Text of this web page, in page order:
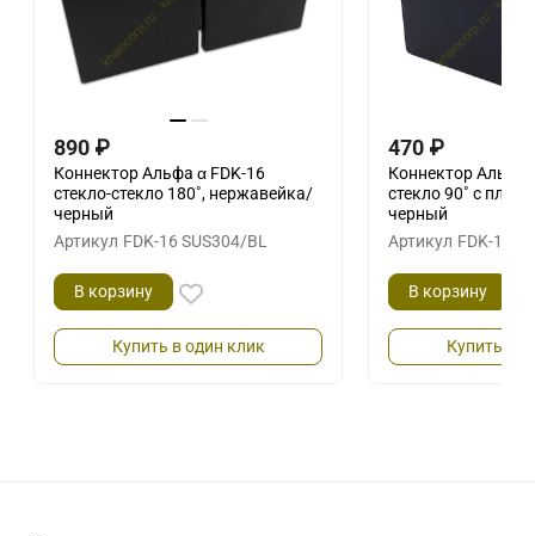
890 ₽
Коннектор Альфа α FDK-16
стекло-стекло 180˚, нержавейка/
черный
Артикул FDK-16 SUS304/BL
В корзину
Купить в один клик
470 ₽
Коннектор Альфа
стекло 90˚ с
черный
Артикул FDK-13
В корзину
Купить в